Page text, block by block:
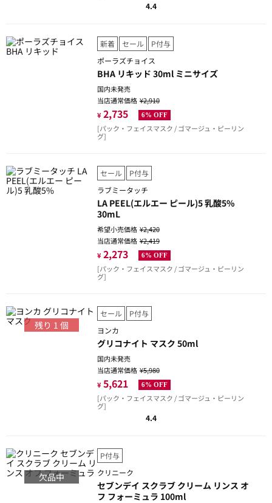
4.4
新着 セール
P付与
ポーラズチョイス
BHA リキッド 30ml ミニサイズ
国内未発売
当店通常価格¥2,910
¥ 2,735 6% OFF
[パック・フェイスマスク / ゴマージュ・ピーリン
グ]
セール
P付与
ラブミータッチ
LA PEEL(エルエー ピール)5 乳酸5%
30mL
希望小売価格¥2,420
当店通常価格¥2,419
¥ 2,273 6% OFF
[パック・フェイスマスク / ゴマージュ・ピーリン
グ]
残り 1 個
セール
P付与
ヨンカ
グリコナイト マスク 50ml
国内未発売
当店通常価格¥5,980
¥ 5,621 6% OFF
[パック・フェイスマスク / ゴマージュ・ピーリン
グ]
4.4
欠品中
P付与
クリニーク
セブンデイ スクラブ クリーム リンス オ
フ フォーミュラ 100ml